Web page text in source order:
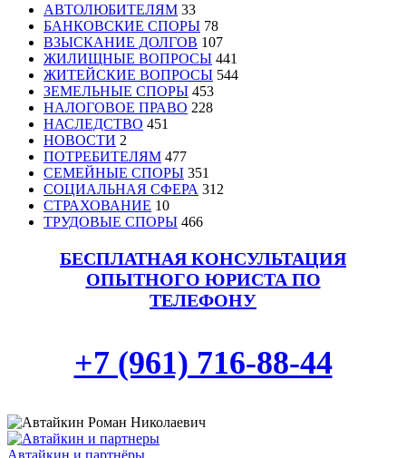
АВТОЛЮБИТЕЛЯМ 33
БАНКОВСКИЕ СПОРЫ 78
ВЗЫСКАНИЕ ДОЛГОВ 107
ЖИЛИЩНЫЕ ВОПРОСЫ 441
ЖИТЕЙСКИЕ ВОПРОСЫ 544
ЗЕМЕЛЬНЫЕ СПОРЫ 453
НАЛОГОВОЕ ПРАВО 228
НАСЛЕДСТВО 451
НОВОСТИ 2
ПОТРЕБИТЕЛЯМ 477
СЕМЕЙНЫЕ СПОРЫ 351
СОЦИАЛЬНАЯ СФЕРА 312
СТРАХОВАНИЕ 10
ТРУДОВЫЕ СПОРЫ 466
БЕСПЛАТНАЯ КОНСУЛЬТАЦИЯ
ОПЫТНОГО ЮРИСТА ПО
ТЕЛЕФОНУ
+7 (961) 716-88-44
Автайкин и партнёры